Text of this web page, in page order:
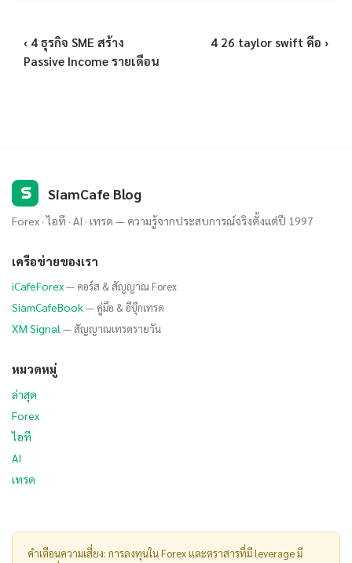
‹ 4 ธุรกิจ SME สร้าง
Passive Income รายเดือน
4 26 taylor swift คือ ›
S SiamCafe Blog
Forex · ไอที · AI · เทรด — ความรู้จากประสบการณ์จริงตั้งแต่ปี 1997
เครือข่ายของเรา
iCafeForex— คอร์ส & สัญญาณ Forex
SiamCafeBook— คู่มือ & อีบุ๊กเทรด
XM Signal — สัญญาณเทรดรายวัน
หมวดหมู่
ล่าสุด
Forex
ไอที
AI
เทรด
คำเตือนความเสี่ยง: การลงทุนใน Forex และตราสารที่มี leverage มี